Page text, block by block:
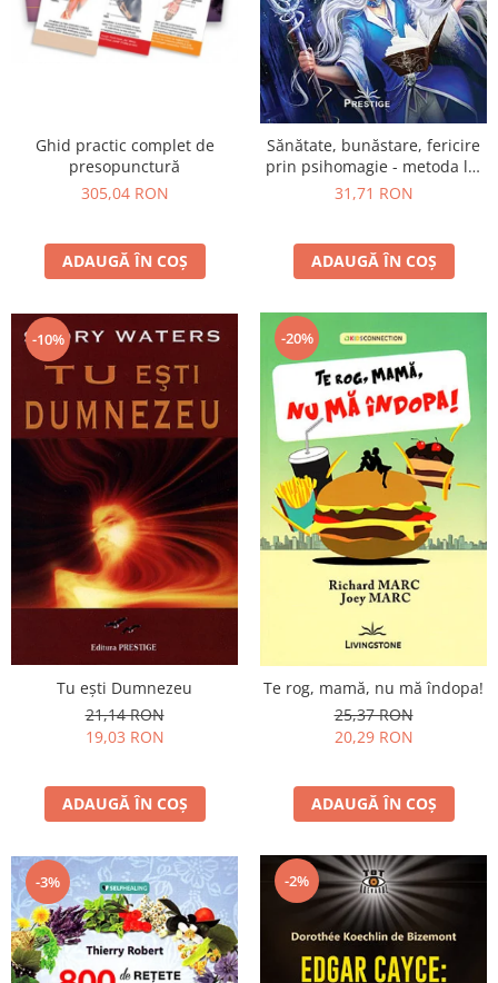
Ghid practic complet de
presopunctură
305,04 RON
ADAUGĂ ÎN COȘ
Sănătate, bunăstare, fericire
prin psihomagie - metoda lui
Iskander Djin
31,71 RON
ADAUGĂ ÎN COȘ
-10%
Tu eşti Dumnezeu
21,14 RON
19,03 RON
ADAUGĂ ÎN COȘ
-20%
Te rog, mamă, nu mă îndopa!
25,37 RON
20,29 RON
ADAUGĂ ÎN COȘ
-3% -2%